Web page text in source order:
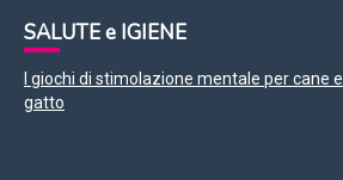
SALUTE e IGIENE
I giochi di stimolazione mentale per cane e
gatto